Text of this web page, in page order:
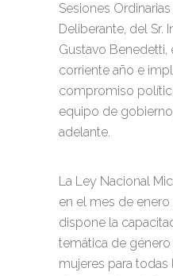
Sesiones
Deliberante, del Sr.
Gustavo Benedetti,
corriente año e
compromiso
equipo de
adelante.
La Ley Nacional
en el mes de enero
dispone la
temática de
mujeres para